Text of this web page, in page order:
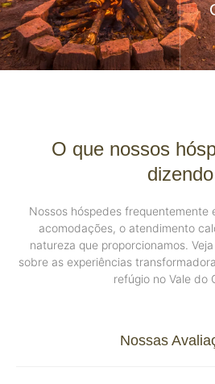
O que nossos
dizendo
Nossos hóspedes frequentemente
acomodações, o atendimento
natureza que proporcionamos.
sobre as experiências
refúgio no Vale do
Nossas